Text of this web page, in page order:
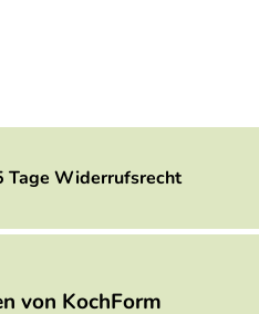
Tage Widerrufsrecht
von KochForm